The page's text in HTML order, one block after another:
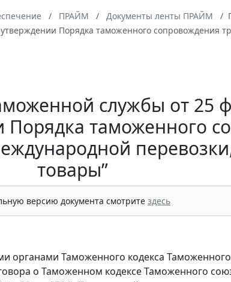
ПРАЙМ Документы ленты ПРАЙМ
Порядка таможенного сопровождения
службы от 25
таможенного
товары”
версию документа смотрите здесь
органами Таможенного кодекса
о Таможенном кодексе Таможенного